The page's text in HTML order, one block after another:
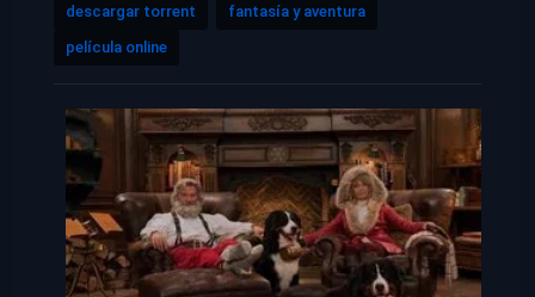
descargar torrent
fantasía y aventura
película online